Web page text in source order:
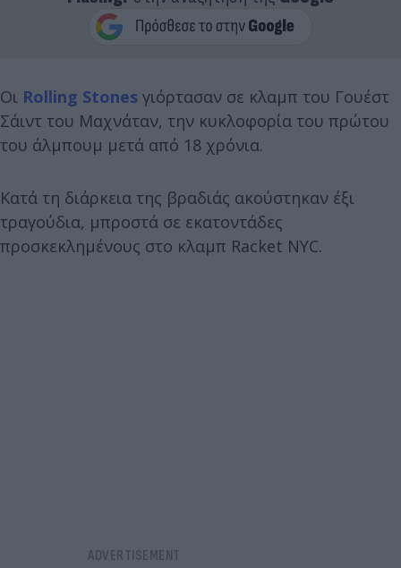
Οι Rolling Stones γιόρτασαν σε κλαμπ του Γουέστ
Σάιντ του Μαχνάταν, την κυκλοφορία του πρώτου
του άλμπουμ μετά από 18 χρόνια.
Κατά τη διάρκεια της βραδιάς ακούστηκαν έξι
τραγούδια, μπροστά σε εκατοντάδες
προσκεκλημένους στο κλαμπ Racket NYC.